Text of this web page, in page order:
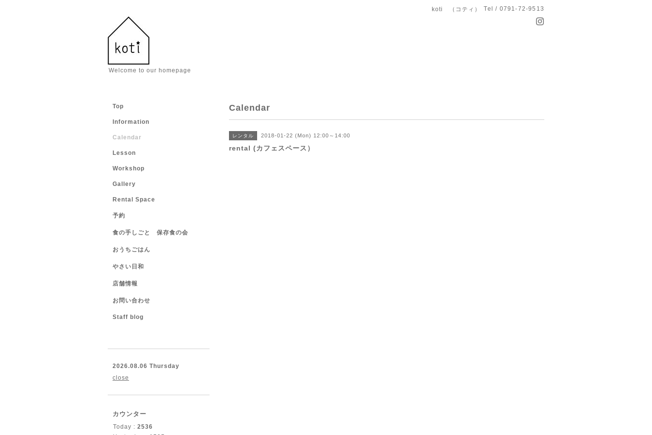
koti （コティ） Tel / 0791-72-9513
Welcome to our homepage
Calendar
レンタル 2018-01-22 (Mon) 12:00～14:00
rental (カフェスペース）
Top
Information
Calendar
Lesson
Workshop
Gallery
Rental Space
予約
食の手しごと 保存食の会
おうちごはん
やさい日和
店舗情報
お問い合わせ
Staff blog
2026.08.06 Thursday
close
カウンター
Today : 2536